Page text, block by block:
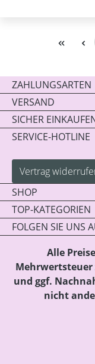
ZAHLUNGSARTEN
VERSAND
SICHER
SERVICE-HOTLINE
Vertrag
SHOP
TOP-KATEGORIEN
FOLGEN SIE UNS
Alle
Mehrwertsteuer
und ggf.
nicht